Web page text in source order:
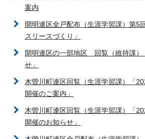
案内
開明連区全戸配布（生涯学習課）第5
スリースづくり」
開明連区の一部地区 回覧（維持課）
せ」
木曽川町連区回覧（生涯学習課）「
開催のご案内」
木曽川町連区回覧（生涯学習課）「
開催のお知らせ」